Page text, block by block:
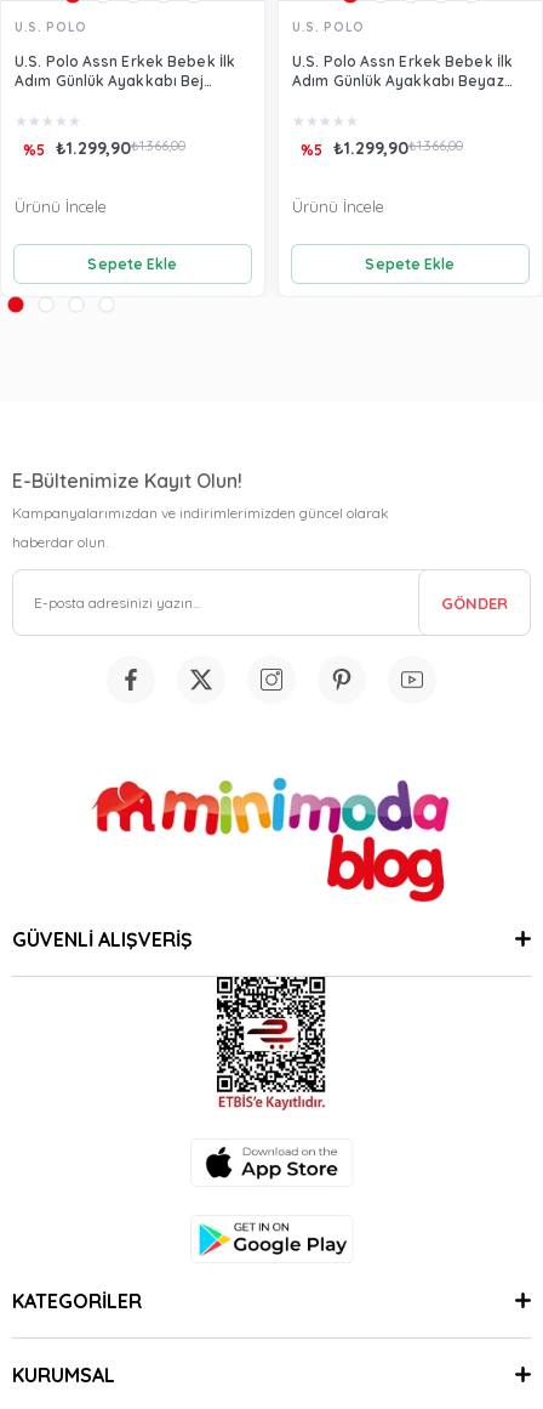
U.S. POLO
U.S. Polo Assn Erkek Bebek İlk
Adım Günlük Ayakkabı Bej
★ ★ ★ ★ ★
₺1.299,90₺1.366,00
%5
Sepete Ekle
Ürünü İncele
U.S. POLO
U.S. Polo Assn Erkek Bebek İlk
Adım Günlük Ayakkabı Beyaz
★ ★ ★ ★ ★
₺1.299,90₺1.366,00
%5
Sepete Ekle
Ürünü İncele
E-Bültenimize Kayıt Olun!
Kampanyalarımızdan ve indirimlerimizden güncel olarak
haberdar olun.
GÖNDER
GÜVENLİ ALIŞVERİŞ
KATEGORİLER
KURUMSAL